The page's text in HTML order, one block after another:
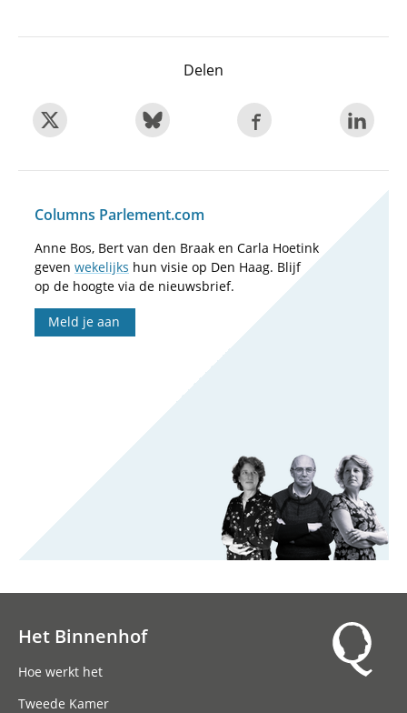
Delen
Columns Parlement.com
Anne Bos, Bert van den Braak en Carla Hoetink
geven wekelijks hun visie op Den Haag. Blijf
op de hoogte via de nieuwsbrief.
Meld je aan
Het Binnenhof
Hoe werkt het
Tweede Kamer